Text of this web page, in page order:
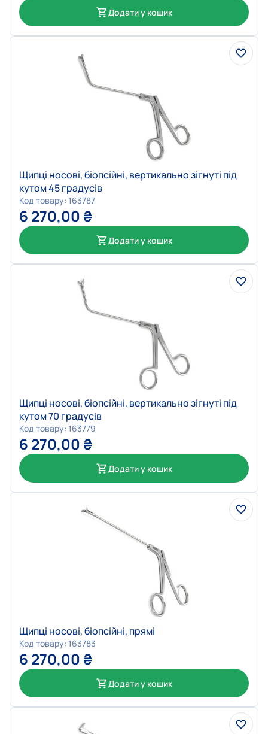
Додати у кошик
Щипці носові, біопсійні, вертикально зігнуті під
кутом 45 градусів
Код товару: 163787
6 270,00 ₴
Додати у кошик
Щипці носові, біопсійні, вертикально зігнуті під
кутом 70 градусів
Код товару: 163779
6 270,00 ₴
Додати у кошик
Щипці носові, біопсійні, прямі
Код товару: 163783
6 270,00 ₴
Додати у кошик